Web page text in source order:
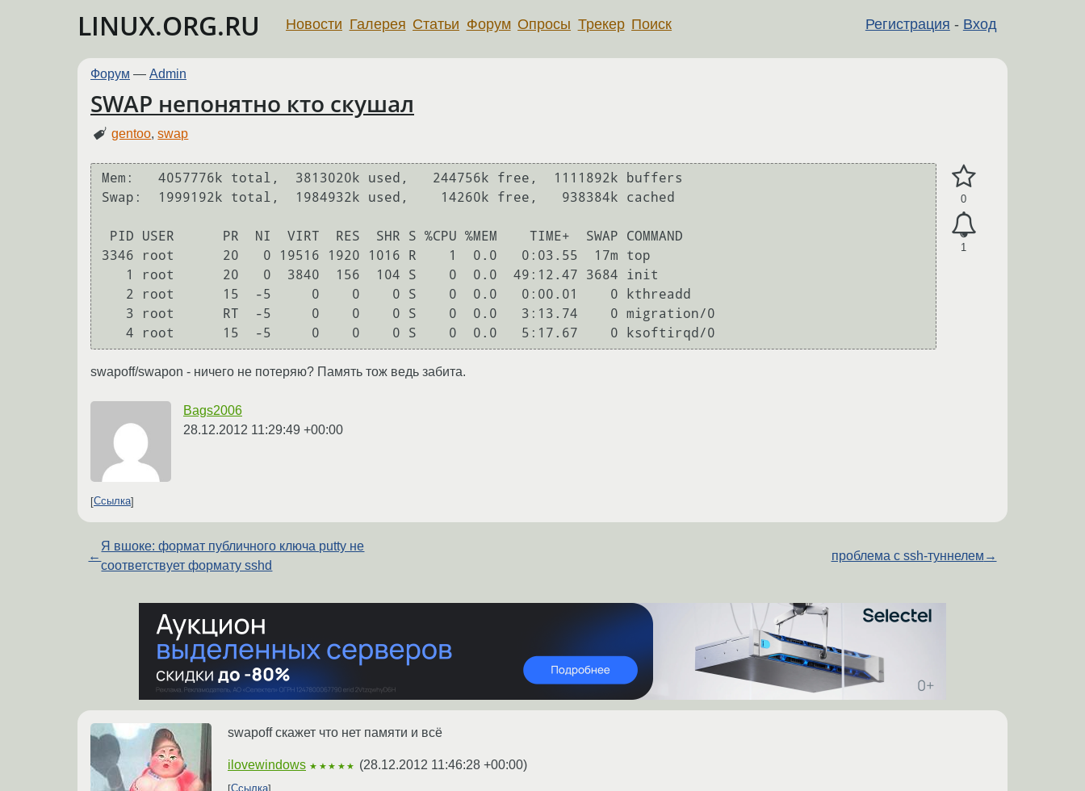
LINUX.ORG.RU Регистрация - Вход
Новости Галерея Статьи Форум Опросы Трекер Поиск
Форум — Admin
SWAP непонятно кто скушал
gentoo,swap
0
1
Mem:   4057776k total,  3813020k used,   244756k free,  1111892k buffers
Swap:  1999192k total,  1984932k used,    14260k free,   938384k cached
3346 root      20   0 19516 1920 1016 R    1  0.0   0:03.55  17m top
swapoff/swapon - ничего не потеряю? Память тож ведь забита.
Bags2006
28.12.2012 11:29:49 +00:00
Ссылка
←
Я вшоке: формат публичного ключа putty не
соответствует формату sshd
проблема с ssh-туннелем →
swapoff скажет что нет памяти и всё
ilovewindows ★★★★★ (28.12.2012 11:46:28 +00:00)